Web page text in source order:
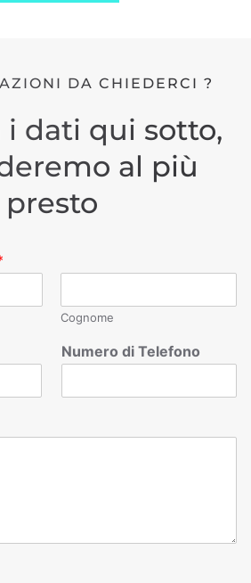
DA CHIEDERCI ?
i dati qui sotto,
al più
presto
Cognome
Numero di Telefono